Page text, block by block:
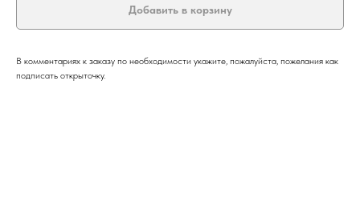
Добавить в корзину
В комментариях к заказу по необходимости укажите, пожалуйста, пожелания как
подписать открыточку.